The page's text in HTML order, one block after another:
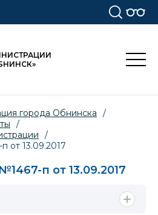
города Обнинска
/
/
/
от 13.09.2017
п от 13.09.2017